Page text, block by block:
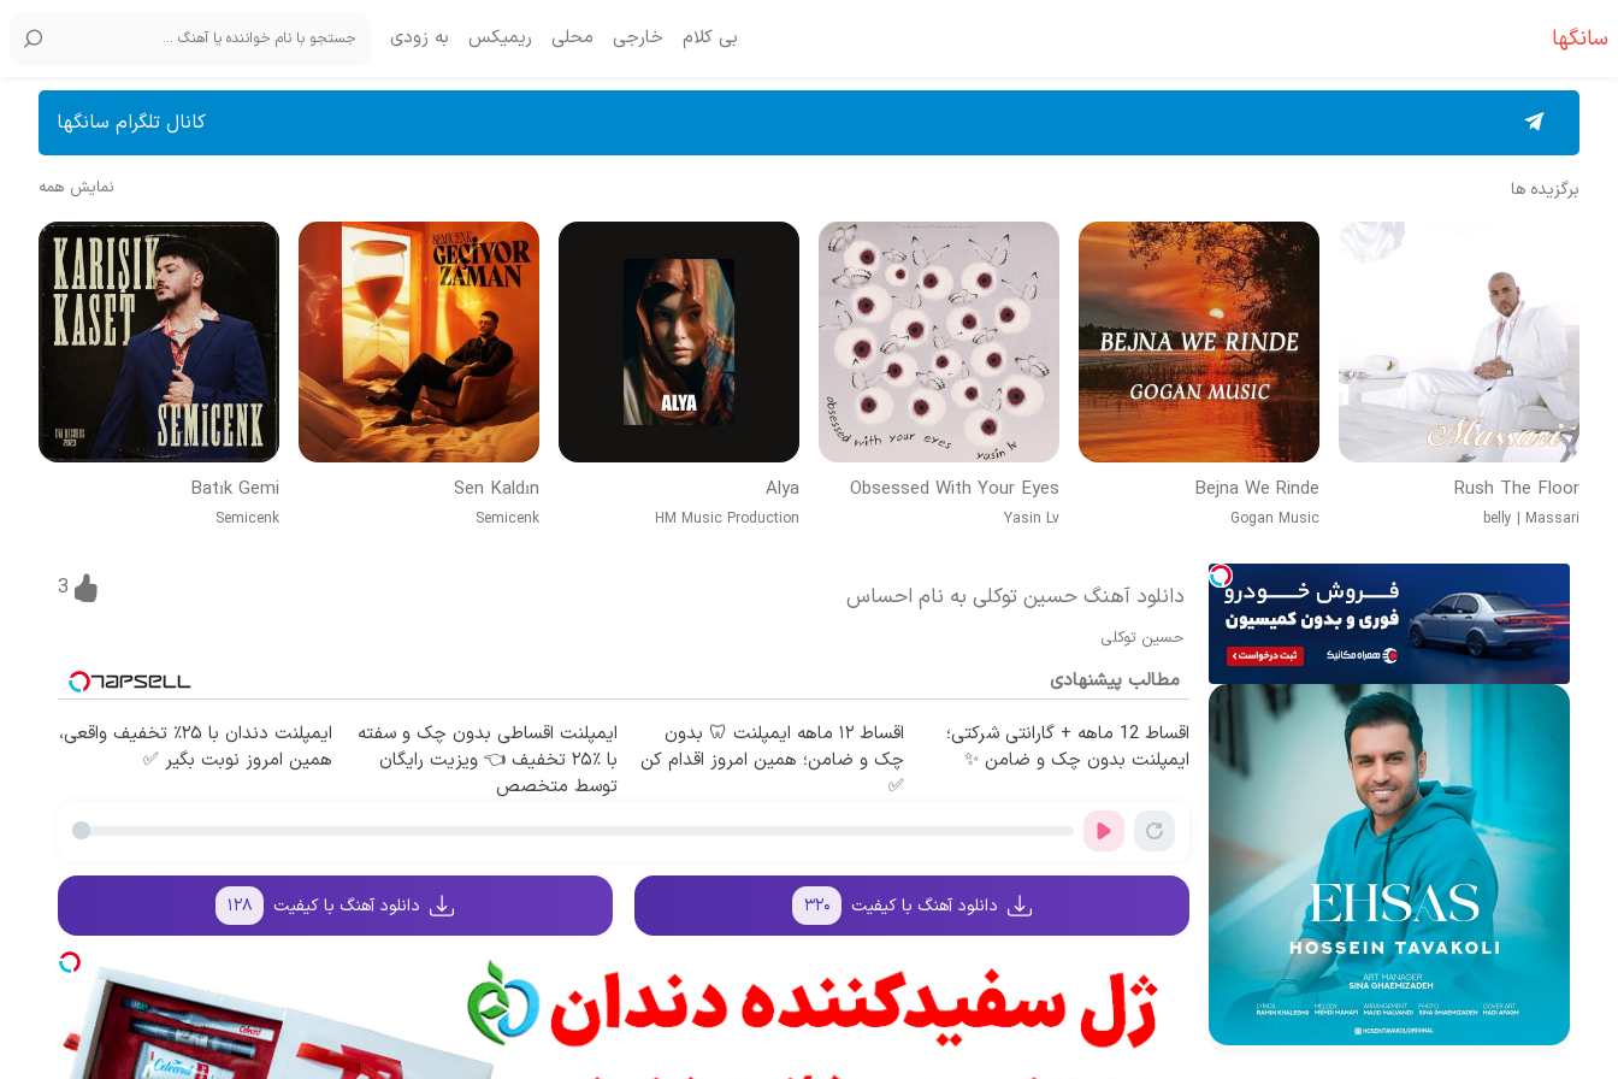
سانگها بی کلام خارجی محلی ریمیکس به زودی
کانال تلگرام سانگها
برگزیده ها نمایش همه
Rush The Floor
belly | Massari
Bejna We Rinde
Gogan Music
Obsessed With Your Eyes
Yasin Lv
Alya
HM Music Production
Sen Kaldın
Semicenk
Batık Gemi
Semicenk
دانلود آهنگ حسین توکلی به نام احساس
حسین توکلی
3
مطالب پیشنهادی
اقساط 12 ماهه + گارانتی شرکتی؛
ایمپلنت بدون چک و ضامن ✨
اقساط ۱۲ ماهه ایمپلنت 🦷 بدون
چک و ضامن؛ همین امروز اقدام کن
✅
ایمپلنت اقساطی بدون چک و سفته
با ٪۲۵ تخفیف 👈 ویزیت رایگان
توسط متخصص
ایمپلنت دندان با ۲۵٪ تخفیف واقعی،
همین امروز نوبت بگیر ✅
دانلود آهنگ با کیفیت ۳۲۰ دانلود آهنگ با کیفیت ۱۲۸